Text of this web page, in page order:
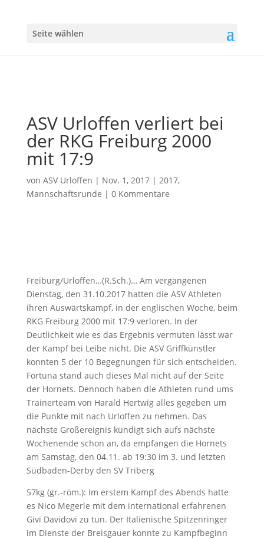
Seite wählen
ASV Urloffen verliert bei
der RKG Freiburg 2000
mit 17:9
von ASV Urloffen | Nov. 1, 2017| 2017,
Mannschaftsrunde | 0 Kommentare
Freiburg/Urloffen…(R.Sch.)… Am vergangenen
Dienstag, den 31.10.2017 hatten die ASV Athleten
ihren Auswärtskampf, in der englischen Woche, beim
RKG Freiburg 2000 mit 17:9 verloren. In der
Deutlichkeit wie es das Ergebnis vermuten lässt war
der Kampf bei Leibe nicht. Die ASV Griffkünstler
konnten 5 der 10 Begegnungen für sich entscheiden.
Fortuna stand auch dieses Mal nicht auf der Seite
der Hornets. Dennoch haben die Athleten rund ums
Trainerteam von Harald Hertwig alles gegeben um
die Punkte mit nach Urloffen zu nehmen. Das
nächste Großereignis kündigt sich aufs nächste
Wochenende schon an, da empfangen die Hornets
am Samstag, den 04.11. ab 19:30 im 3. und letzten
Südbaden-Derby den SV Triberg
57kg (gr.-röm.): Im erstem Kampf des Abends hatte
es Nico Megerle mit dem international erfahrenen
Givi Davidovi zu tun. Der Italienische Spitzenringer
im Dienste der Breisgauer konnte zu Kampfbeginn